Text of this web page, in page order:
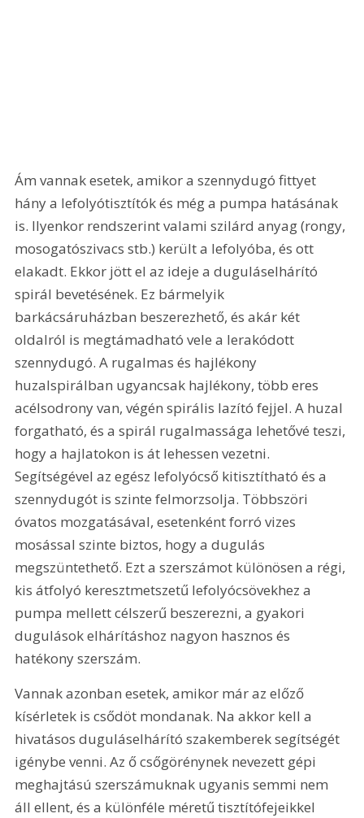
Ám vannak esetek, amikor a szennydugó fittyet
hány a lefolyótisztítók és még a pumpa hatásának
is. Ilyenkor rendszerint valami szilárd anyag (rongy,
mosogatószivacs stb.) került a lefolyóba, és ott
elakadt. Ekkor jött el az ideje a duguláselhárító
spirál bevetésének. Ez bármelyik
barkácsáruházban beszerezhető, és akár két
oldalról is megtámadható vele a lerakódott
szennydugó. A rugalmas és hajlékony
huzalspirálban ugyancsak hajlékony, több eres
acélsodrony van, végén spirális lazító fejjel. A huzal
forgatható, és a spirál rugalmassága lehetővé teszi,
hogy a hajlatokon is át lehessen vezetni.
Segítségével az egész lefolyócső kitisztítható és a
szennydugót is szinte felmorzsolja. Többszöri
óvatos mozgatásával, esetenként forró vizes
mosással szinte biztos, hogy a dugulás
megszüntethető. Ezt a szerszámot különösen a régi,
kis átfolyó keresztmetszetű lefolyócsövekhez a
pumpa mellett célszerű beszerezni, a gyakori
dugulások elhárításhoz nagyon hasznos és
hatékony szerszám.
Vannak azonban esetek, amikor már az előző
kísérletek is csődöt mondanak. Na akkor kell a
hivatásos duguláselhárító szakemberek segítségét
igénybe venni. Az ő csőgörénynek nevezett gépi
meghajtású szerszámuknak ugyanis semmi nem
áll ellent, és a különféle méretű tisztítófejeikkel